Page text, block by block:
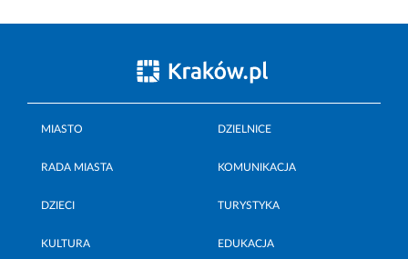
MIASTO DZIELNICE
RADA MIASTA KOMUNIKACJA
DZIECI TURYSTYKA
KULTURA EDUKACJA